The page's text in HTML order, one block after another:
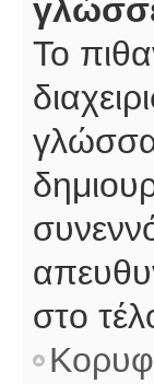
Το
γλώσσα
στο